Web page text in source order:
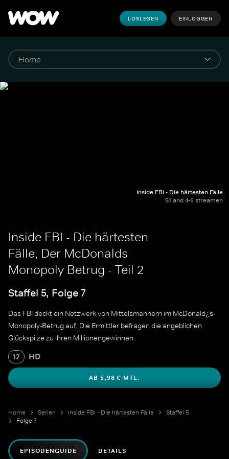
LOSLEGEN EINLOGGEN
Inside FBI - Die härtesten Fälle
S1 and 4-6 streamen
Inside FBI - Die härtesten
Fälle, Der McDonalds
Monopoly Betrug - Teil 2
Staffel 5, Folge 7
Das FBI deckt ein Netzwerk von Mittelsmännern im McDonald¿s-
Monopoly-Betrug auf. Die Ermittler befragen die angeblichen
Glückspilze zu ihren Millionengewinnen.
12 HD
AB 5,98 € MTL.
Home Serien Inside FBI - Die härtesten Fälle
Staffel 5
Folge 7
EPISODENGUIDE DETAILS